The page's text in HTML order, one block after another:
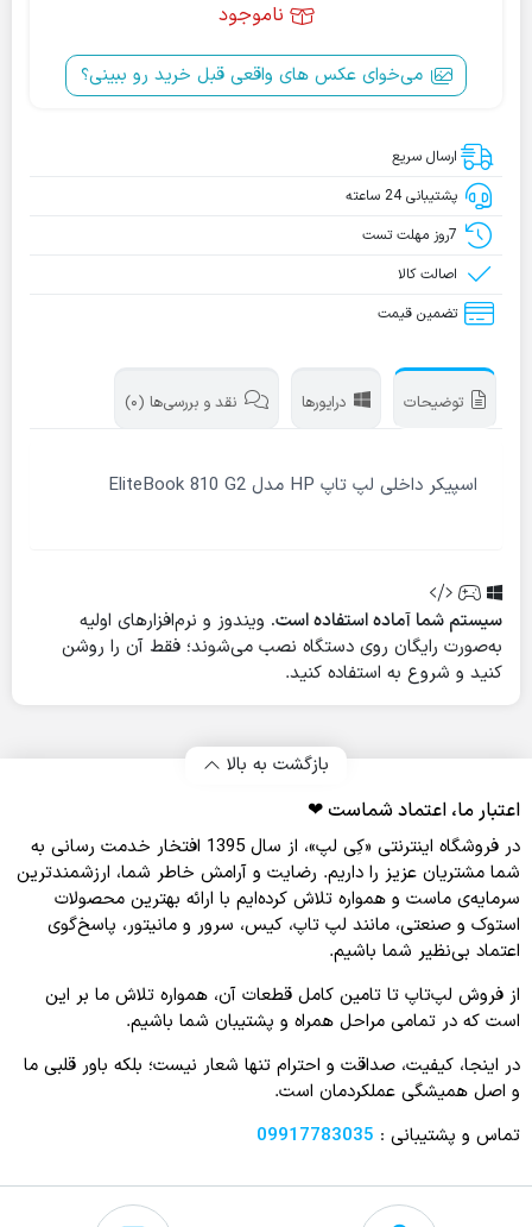
ناموجود
می‌خوای عکس‌ های واقعی قبل خرید رو ببینی؟
ارسال سریع
پشتیبانی 24 ساعته
7روز مهلت تست
اصالت کالا
تضمین قیمت
توضیحات درایورها نقد و بررسی‌ها (0)
اسپیکر داخلی لپ تاپ HP مدل EliteBook 810 G2
سیستم شما آماده استفاده است. ویندوز و نرم‌افزارهای اولیه
به‌صورت رایگان روی دستگاه نصب می‌شوند؛ فقط آن را روشن
کنید و شروع به استفاده کنید.
بازگشت به بالا
اعتبار ما، اعتماد شماست ❤︎
در فروشگاه اینترنتی «کِی لپ»، از سال 1395 افتخار خدمت‌ رسانی به
شما مشتریان عزیز را داریم. رضایت و آرامش خاطر شما، ارزشمندترین
سرمایه‌ی ماست و همواره تلاش کرده‌ایم با ارائه بهترین محصولات
استوک و صنعتی، مانند لپ‌ تاپ، کیس، سرور و مانیتور، پاسخ‌گوی
اعتماد بی‌نظیر شما باشیم.
از فروش لپ‌تاپ تا تامین کامل قطعات آن، همواره تلاش ما بر این
است که در تمامی مراحل همراه و پشتیبان شما باشیم.
در اینجا، کیفیت، صداقت و احترام تنها شعار نیست؛ بلکه باور قلبی ما
و اصل همیشگی عملکردمان است.
تماس و پشتیبانی : 09917783035